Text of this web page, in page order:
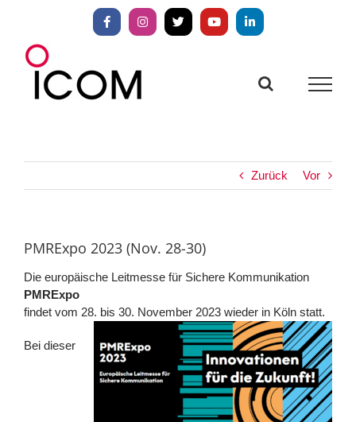
springen
FacebookInstagram
X YouTubeLinkedIn
Zurück Vor
PMRExpo 2023 (Nov. 28-30)
Die europäische Leitmesse für Sichere Kommunikation
PMRExpo
findet vom 28. bis 30. November 2023 wieder in Köln statt.
Bei dieser